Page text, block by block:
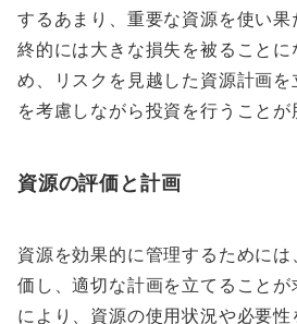
するあまり、重要な資源を使い
終的には大きな損失を被ることに
め、リスクを見越した資源計画
を考慮しながら投資を行うことが
資源の評価と計画
資源を効果的に管理するために
価し、適切な計画を立てること
により、資源の使用状況や必要